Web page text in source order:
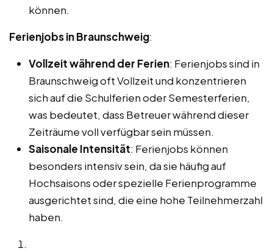
können.
Ferienjobs in Braunschweig:
Vollzeit während der Ferien: Ferienjobs sind in
Braunschweig oft Vollzeit und konzentrieren
sich auf die Schulferien oder Semesterferien,
was bedeutet, dass Betreuer während dieser
Zeiträume voll verfügbar sein müssen.
Saisonale Intensität: Ferienjobs können
besonders intensiv sein, da sie häufig auf
Hochsaisons oder spezielle Ferienprogramme
ausgerichtet sind, die eine hohe Teilnehmerzahl
haben.